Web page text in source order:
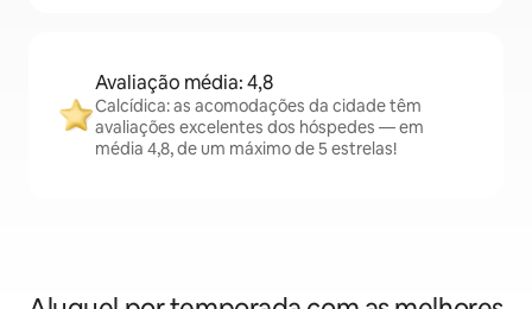
Avaliação média: 4,8
Calcídica: as acomodações da cidade têm
avaliações excelentes dos hóspedes — em
média 4,8, de um máximo de 5 estrelas!